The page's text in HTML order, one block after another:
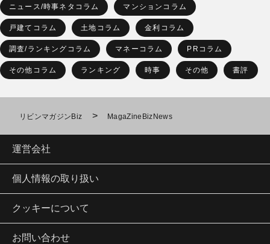
ニュース/時事ネタコラム マンションコラム
戸建てコラム 土地コラム 金利コラム
調査/ランキングコラム マネーコラム PRコラム
その他コラム ランキング 時事 その他 書評
リビンマガジンBiz > MagaZineBizNews
運営会社
個人情報の取り扱い
クッキーについて
お問い合わせ